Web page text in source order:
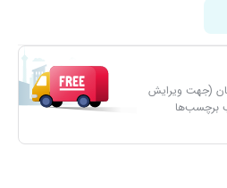
۵۰۰ هزار تومان (جهت ویرایش
برچسب‌ها